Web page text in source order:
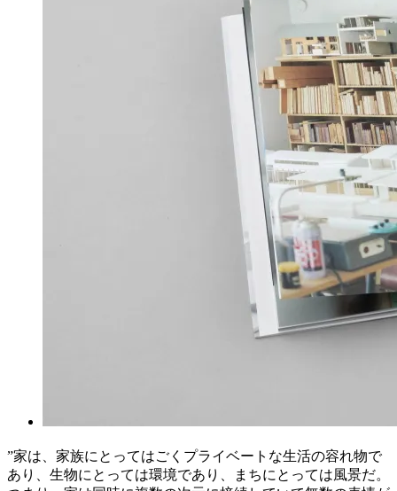
”家は、家族にとってはごくプライベートな生活の容れ物で
あり、生物にとっては環境であり、まちにとっては風景だ。